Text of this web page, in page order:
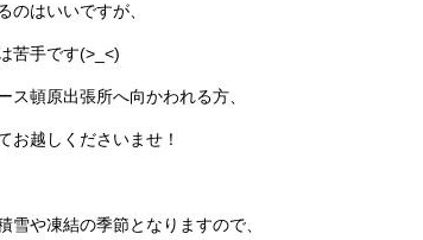
のはいいですが、
苦手です(>_<)
ス頓原出張所へ向かわれる方、
お越しくださいませ！
雪や凍結の季節となりますので、